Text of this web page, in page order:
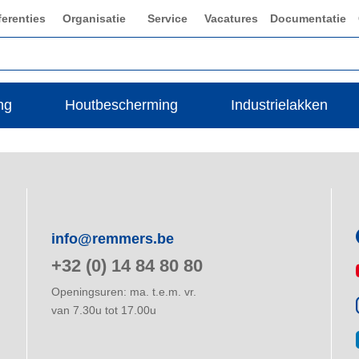
Organisatie Service Vacatures Documentatie
Houtbescherming Industrielakken
info@remmers.be
+32 (0) 14 84 80 80
Openingsuren: ma. t.e.m. vr.
van 7.30u tot 17.00u